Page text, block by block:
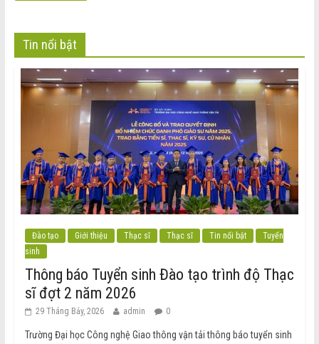
Tin nổi bật
Đào tạo Giới thiệu Thạc sĩ Thạc sĩ Tin nổi bật
Tuyển
sinh
Thông báo Tuyển sinh Đào tạo trình độ Thạc
sĩ đợt 2 năm 2026
29 Tháng Bảy, 2026 admin 0
Trường Đại học Công nghệ Giao thông vận tải thông báo tuyển sinh